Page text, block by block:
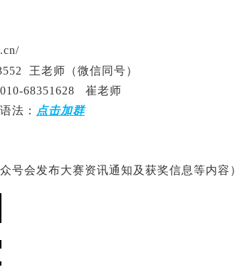
王老师（微信同号）
68351628 崔老师
语法： 点击加群
号会发布大赛资讯通知及获奖信息等内容）